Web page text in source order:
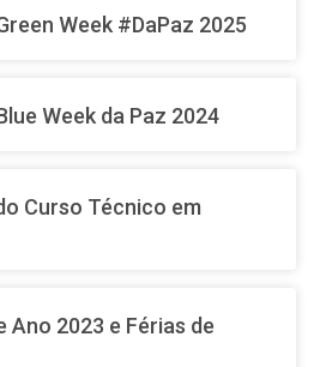
Week #DaPaz 2025
Week da Paz 2024
Curso Técnico em
Ano 2023 e Férias de